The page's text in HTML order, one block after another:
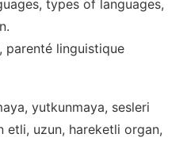
types of languages,
parenté linguistique
yutkunmaya, sesleri
etli, uzun, hareketli organ,